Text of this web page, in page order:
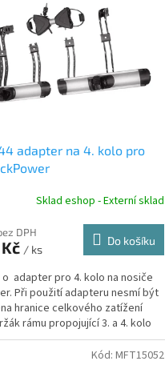
adapter na 4. kolo pro
Sklad eshop - Externí sklad
DPH
/ ks
Do košíku
o adapter pro 4. kolo na nosiče
Při použití adapteru nesmí být
hranice celkového zatížení
rámu propojující 3. a 4. kolo
Kód: MFT15052